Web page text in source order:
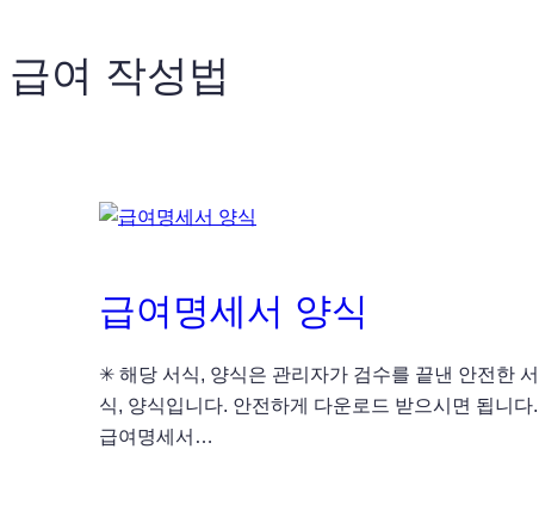
급여 작성법
급여명세서 양식
✳ 해당 서식, 양식은 관리자가 검수를 끝낸 안전한 서
식, 양식입니다. 안전하게 다운로드 받으시면 됩니다.
급여명세서…